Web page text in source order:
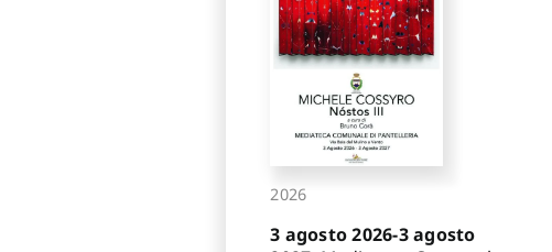
2026
3 agosto 2026-3 agosto